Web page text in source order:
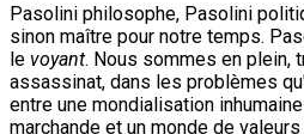
Pasolini philosophe, Pasolini
sinon maître pour notre temps.
le voyant. Nous sommes en plein,
assassinat, dans les problèmes
entre une mondialisation
marchande et un monde de